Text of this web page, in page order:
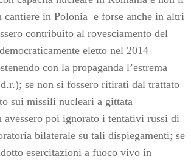
cantiere in Polonia e forse anche in altri
contribuito al rovesciamento del
eletto nel 2014
con la propaganda l’estrema
se non si fossero ritirati dal trattato
sui missili nucleari a gittata
avessero poi ignorato i tentativi russi di
bilaterale su tali dispiegamenti; se
esercitazioni a fuoco vivo in